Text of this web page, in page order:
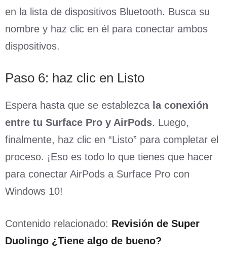
en la lista de dispositivos Bluetooth. Busca su
nombre y haz clic en él para conectar ambos
dispositivos.
Paso 6: haz clic en Listo
Espera hasta que se establezca la conexión
entre tu Surface Pro y AirPods. Luego,
finalmente, haz clic en “Listo” para completar el
proceso. ¡Eso es todo lo que tienes que hacer
para conectar AirPods a Surface Pro con
Windows 10!
Contenido relacionado: Revisión de Super
Duolingo ¿Tiene algo de bueno?